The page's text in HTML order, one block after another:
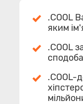
.COOL
яким
.COOL
.COOL-